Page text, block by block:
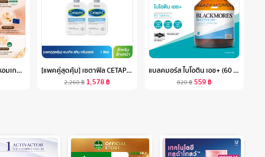
แชมพูบำรุง สูตรเฉพาะหอมเกศ(HOMMKESA NATURAL COLOR SHAMPOO ขนาด340ML.) [แพคคู่สุดคุ้ม] เซตาฟิล CETAPHIL GENTLE SKIN CLEANSER เจลทำความสะอาดผิวหน้าและผิวกาย สำหรับผิวบอบบาง แพ้ง่าย และทุกสภาพผิว 1 LITER 2 ขวด
2,260฿ 1,578฿
แบลคมอร์ส ไบโอติน เอช+ (60 เม็ด) ผลิตภัณฑ์เสริมอาหาร
820฿ 559฿